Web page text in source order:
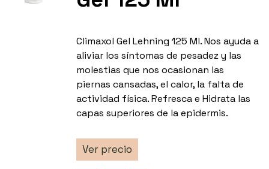
Climaxol Gel Lehning 125 Ml. Nos ayuda a
aliviar los síntomas de pesadez y las
molestias que nos ocasionan las
piernas cansadas, el calor, la falta de
actividad física. Refresca e Hidrata las
capas superiores de la epidermis.
Ver precio